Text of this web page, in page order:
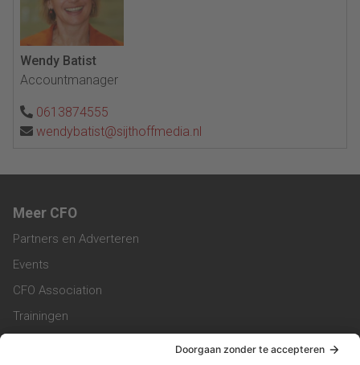
Wendy Batist
Accountmanager
0613874555
wendybatist@sijthoffmedia.nl
Meer CFO
Partners en Adverteren
Events
CFO Association
Trainingen